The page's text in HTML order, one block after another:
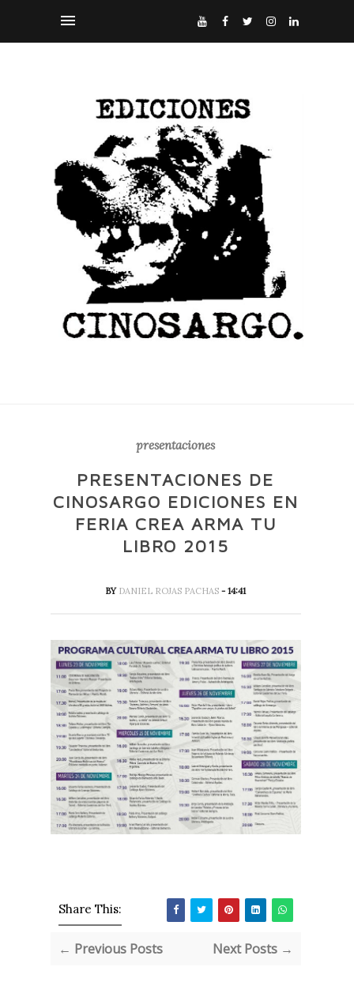
presentaciones
PRESENTACIONES DE
CINOSARGO EDICIONES EN
FERIA CREA ARMA TU
LIBRO 2015
BY DANIEL ROJAS PACHAS- 14:41
Share This:
← Previous Posts Next Posts →